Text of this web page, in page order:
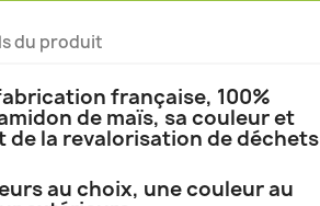
du produit
française, 100%
de maïs, sa couleur et
la revalorisation de déchets
au choix, une couleur au